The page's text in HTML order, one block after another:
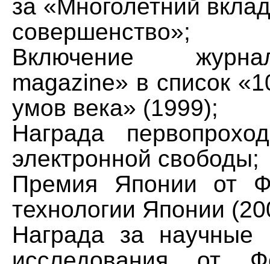
за «Многолетний
совершенство»;
Включение
magazine» в список
умов века» (1999);
Награда
электронной свободы;
Премия Японии от
технологии Японии
Награда за научные